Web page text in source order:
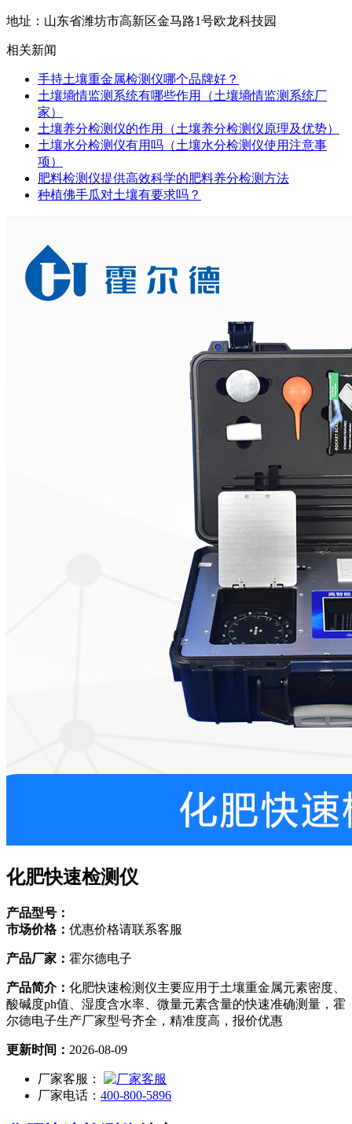
地址：山东省潍坊市高新区金马路1号欧龙科技园
相关新闻
手持土壤重金属检测仪哪个品牌好？
土壤墒情监测系统有哪些作用（土壤墒情监测系统厂
家）
土壤养分检测仪的作用（土壤养分检测仪原理及优势）
土壤水分检测仪有用吗（土壤水分检测仪使用注意事
项）
肥料检测仪提供高效科学的肥料养分检测方法
种植佛手瓜对土壤有要求吗？
化肥快速检测仪
产品型号：
市场价格： 优惠价格请联系客服
产品厂家： 霍尔德电子
产品简介： 化肥快速检测仪主要应用于土壤重金属元素密度、
酸碱度ph值、湿度含水率、微量元素含量的快速准确测量，霍
尔德电子生产厂家型号齐全，精准度高，报价优惠
更新时间： 2026-08-09
厂家客服：
厂家电话： 400-800-5896